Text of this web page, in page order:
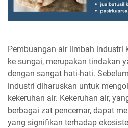
Pembuangan air limbah industri
ke sungai, merupakan tindakan
dengan sangat hati-hati.
industri diharuskan untuk
kekeruhan air. Kekeruhan air,
berbagai zat pencemar, dapat
yang signifikan terhadap